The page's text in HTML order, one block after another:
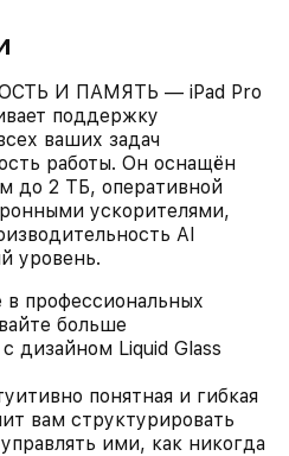
И ПАМЯТЬ — iPad Pro
поддержку
ваших задач
работы. Он оснащён
до 2 ТБ, оперативной
ускорителями,
AI
уровень.
в профессиональных
больше
дизайном Liquid Glass
понятная и гибкая
вам структурировать
ими, как никогда